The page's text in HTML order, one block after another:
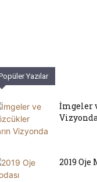
Yazılar
İmgeler
2019 Oje